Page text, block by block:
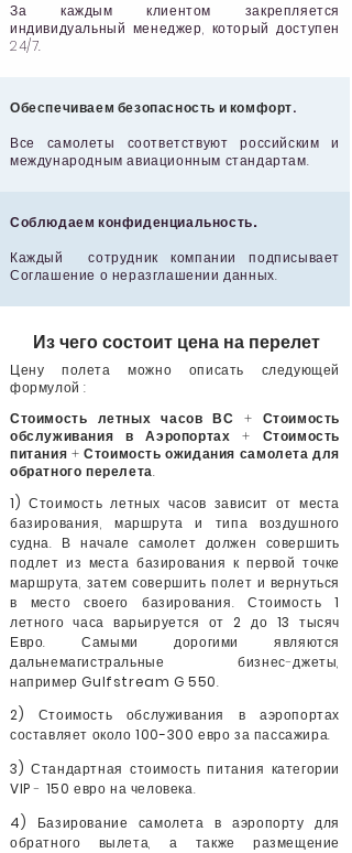
За каждым клиентом закрепляется
индивидуальный менеджер, который доступен
24/7.
Обеспечиваем безопасность и комфорт.
Все самолеты соответствуют российским и
международным авиационным стандартам.
Соблюдаем конфиденциальность.
Каждый сотрудник компании подписывает
Соглашение о неразглашении данных.
Из чего состоит цена на перелет
Цену полета можно описать следующей
формулой :
Стоимость летных часов ВС + Стоимость
обслуживания в Аэропортах + Стоимость
питания +Стоимость ожидания самолета для
обратного перелета.
1)Стоимость летных часов зависит от места
базирования, маршрута и типа воздушного
судна. В начале самолет должен совершить
подлет из места базирования к первой точке
маршрута, затем совершить полет и вернуться
в место своего базирования. Стоимость1
летного часа варьируется от2 до 13 тысяч
Евро. Самыми дорогими являются
дальнемагистральные бизнес-джеты,
напримерGulfstream G 550.
2) Стоимость обслуживания в аэропортах
составляет около100-300 евро за пассажира.
3) Стандартная стоимость питания категории
VIP- 150евро на человека.
4) Базирование самолета в аэропорту для
обратного вылета, а также размещение